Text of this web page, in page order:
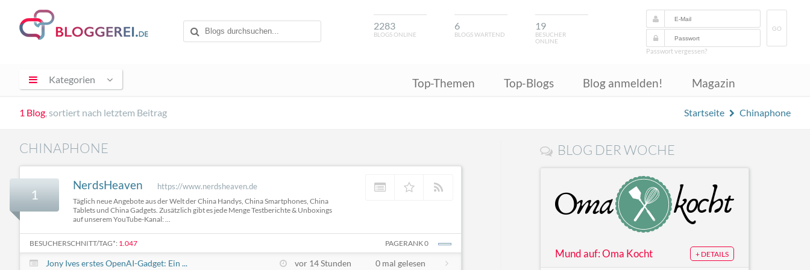
2283
BLOGS ONLINE
6
BLOGS WARTEND
19
BESUCHER
ONLINE
GO
Passwort vergessen?
Kategorien Top-Themen Top-Blogs Blog anmelden! Magazin
1 Blog, sortiert nach letztem Beitrag Startseite Chinaphone
CHINAPHONE
1
NerdsHeaven https://www.nerdsheaven.de
Täglich neue Angebote aus der Welt der China Handys, China Smartphones, China
Tablets und China Gadgets. Zusätzlich gibt es jede Menge Testberichte & Unboxings
auf unserem YouTube-Kanal: ...
BESUCHERSCHNITT/TAG*: 1.047 PAGERANK 0
Jony Ives erstes OpenAI-Gadget: Ein ... vor 14 Stunden
0 mal gelesen
BLOG DER WOCHE
Mund auf: Oma Kocht + DETAILS